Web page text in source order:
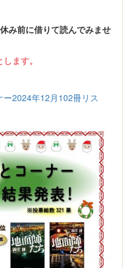
み前に借りて読んでみませ
ます。
ー2024年12月102冊リス